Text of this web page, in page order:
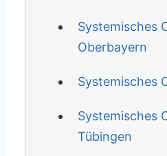
Systemisches
Oberbayern
Systemisches
Systemisches
Tübingen